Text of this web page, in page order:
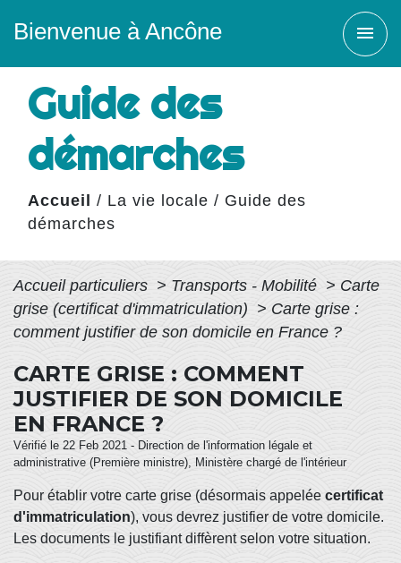
Bienvenue à Ancône menu
Guide des
démarches
Accueil / La vie locale / Guide des
démarches
Accueil particuliers > Transports - Mobilité > Carte
grise (certificat d'immatriculation) > Carte grise :
comment justifier de son domicile en France ?
CARTE GRISE : COMMENT
JUSTIFIER DE SON DOMICILE
EN FRANCE ?
Vérifié le 22 Feb 2021 - Direction de l'information légale et
administrative (Première ministre), Ministère chargé de l'intérieur
Pour établir votre carte grise (désormais appelée certificat
d'immatriculation), vous devrez justifier de votre domicile.
Les documents le justifiant diffèrent selon votre situation.